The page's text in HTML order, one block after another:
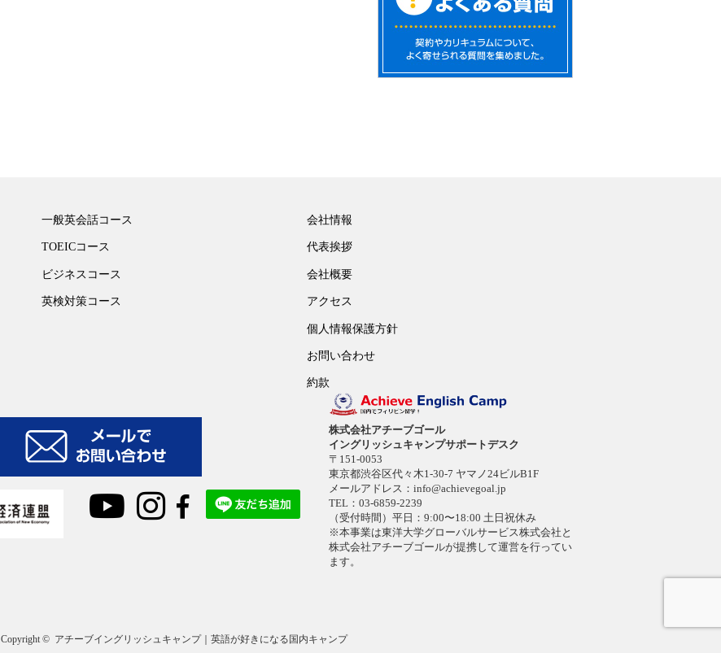
一般英会話コース
TOEICコース
ビジネスコース
英検対策コース
会社情報
代表挨拶
会社概要
アクセス
個人情報保護方針
お問い合わせ
約款
株式会社アチーブゴール
イングリッシュキャンプサポートデスク
〒151-0053
東京都渋谷区代々木1-30-7 ヤマノ24ビルB1F
メールアドレス： info@achievegoal.jp
TEL：03-6859-2239
（受付時間）平日：9:00〜18:00 土日祝休み
※本事業は東洋大学グローバルサービス株式会社と
株式会社アチーブゴールが提携して運営を行ってい
ます。
Copyright © アチーブイングリッシュキャンプ｜英語が好きになる国内キャンプ